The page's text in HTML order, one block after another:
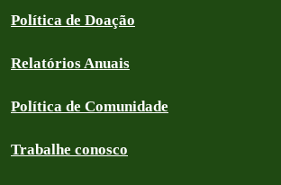
Política de Doação
Relatórios Anuais
Política de Comunidade
Trabalhe conosco